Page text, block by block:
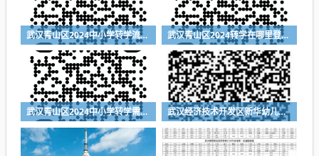
武汉青山区2024中小学转学流程（登记入口+时间+材料） 武汉青山区2024转学在哪里登记（登记入口+登记时间+所需材料）
武汉青山区2024中小学转学需要什么材料 武汉经济技术开发区新华幼儿园2024年秋季招生简章